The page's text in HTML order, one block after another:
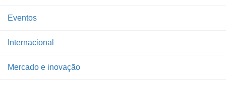
Eventos
Internacional
Mercado e inovação